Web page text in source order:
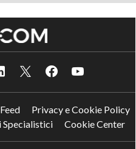
Privacy e Cookie Policy
Specialistici
Cookie Center